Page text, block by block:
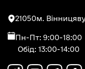
21050м. Вінниця
Пн-Пт: 9:00-18:00
Обід: 13:00-14:00